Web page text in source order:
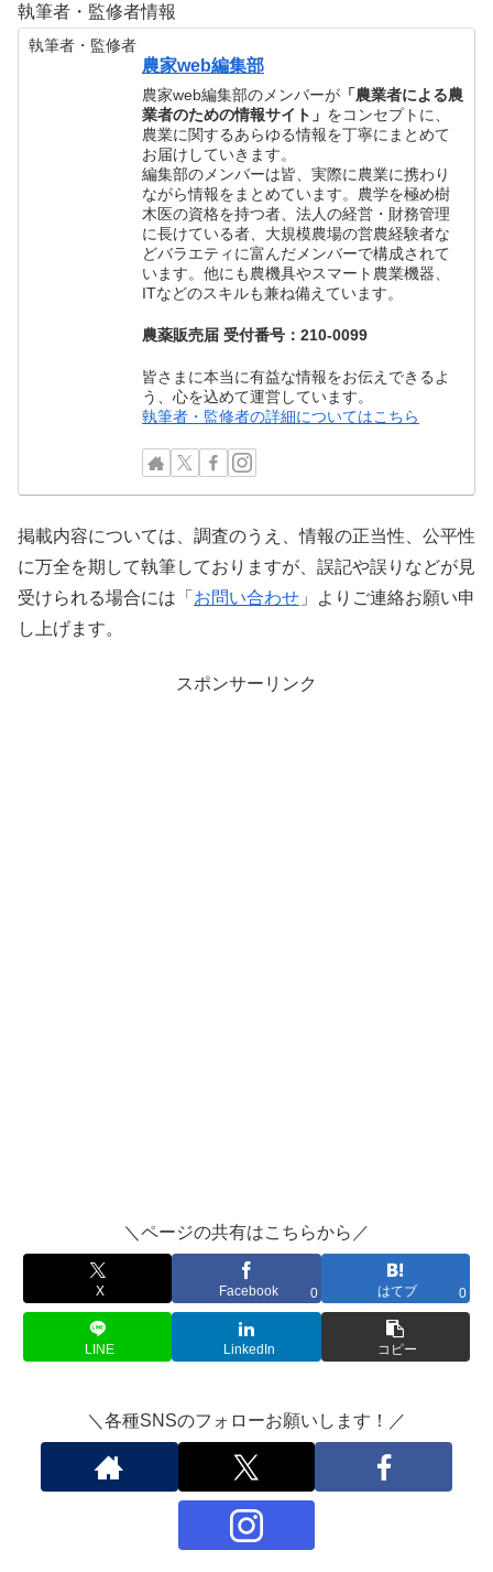
執筆者・監修者情報
執筆者・監修者
農家web編集部
農家web編集部のメンバーが 「農業者による農
業者のための情報サイト」 をコンセプトに、
農業に関するあらゆる情報を丁寧にまとめて
お届けしていきます。
編集部のメンバーは皆、実際に農業に携わり
ながら情報をまとめています。農学を極め樹
木医の資格を持つ者、法人の経営・財務管理
に長けている者、大規模農場の営農経験者な
どバラエティに富んだメンバーで構成されて
います。他にも農機具やスマート農業機器、
ITなどのスキルも兼ね備えています。
農薬販売届 受付番号：210-0099
皆さまに本当に有益な情報をお伝えできるよ
う、心を込めて運営しています。
執筆者・監修者の詳細についてはこちら
掲載内容については、調査のうえ、情報の正当性、公平性
に万全を期して執筆しておりますが、誤記や誤りなどが見
受けられる場合には「 お問い合わせ 」よりご連絡お願い申
し上げます。
スポンサーリンク
＼ページの共有はこちらから／
X Facebook 0 はてブ 0
LINE LinkedIn コピー
＼各種SNSのフォローお願いします！／